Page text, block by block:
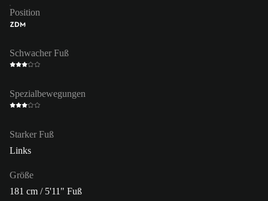
Position
ZDM
Schwacher Fuß
Spezialbewegungen
Starker Fuß
Links
Größe
181 cm / 5'11" Fuß